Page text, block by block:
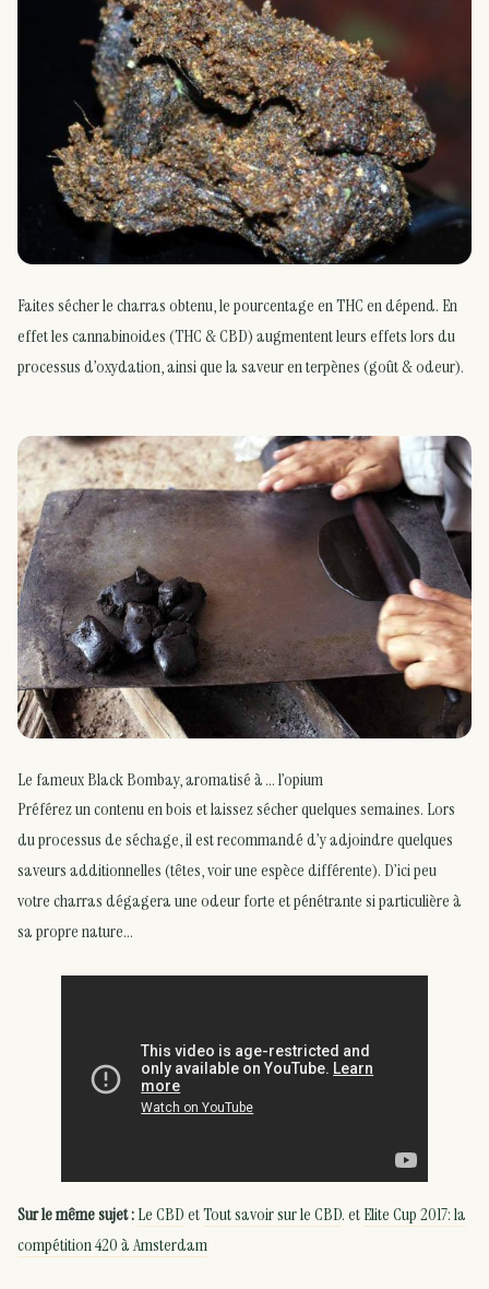
Faites sécher le charras obtenu, le pourcentage en THC en dépend. En
effet les cannabinoides (THC & CBD) augmentent leurs effets lors du
processus d’oxydation, ainsi que la saveur en terpènes (goût & odeur).
Le fameux Black Bombay, aromatisé à … l’opium
Préférez un contenu en bois et laissez sécher quelques semaines. Lors
du processus de séchage, il est recommandé d’y adjoindre quelques
saveurs additionnelles (têtes, voir une espèce différente). D’ici peu
votre charras dégagera une odeur forte et pénétrante si particulière à
sa propre nature…
Sur le même sujet :Le CBDetTout savoir sur le CBD. etElite Cup 2017: la
compétition 420 à Amsterdam